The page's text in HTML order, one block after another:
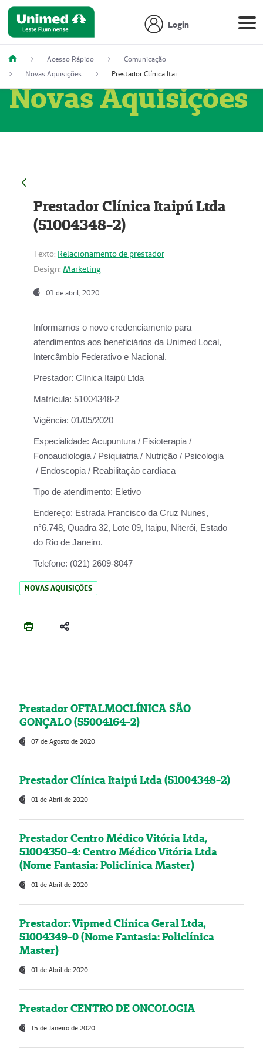
Login
Acesso Rápido
Comunicação
Novas Aquisições
Prestador Clínica Itaipú Ltda (51004348-2)
Novas Aquisições
Prestador Clínica Itaipú Ltda
(51004348-2)
Texto: Relacionamento de prestador
Design: Marketing
01 de abril, 2020
Informamos o novo credenciamento para
atendimentos aos beneficiários da Unimed Local,
Intercâmbio Federativo e Nacional.
Prestador: Clínica Itaipú Ltda
Matrícula: 51004348-2
Vigência: 01/05/2020
Especialidade: Acupuntura / Fisioterapia /
Fonoaudiologia / Psiquiatria / Nutrição / Psicologia
/ Endoscopia / Reabilitação cardíaca
Tipo de atendimento: Eletivo
Endereço: Estrada Francisco da Cruz Nunes,
n°6.748, Quadra 32, Lote 09, Itaipu, Niterói, Estado
do Rio de Janeiro.
Telefone: (021) 2609-8047
NOVAS AQUISIÇÕES
Prestador OFTALMOCLÍNICA SÃO
GONÇALO (55004164-2)
07 de Agosto de 2020
Prestador Clínica Itaipú Ltda (51004348-2)
01 de Abril de 2020
Prestador Centro Médico Vitória Ltda,
51004350-4: Centro Médico Vitória Ltda
(Nome Fantasia: Policlínica Master)
01 de Abril de 2020
Prestador: Vipmed Clínica Geral Ltda,
51004349-0 (Nome Fantasia: Policlínica
Master)
01 de Abril de 2020
Prestador CENTRO DE ONCOLOGIA
15 de Janeiro de 2020